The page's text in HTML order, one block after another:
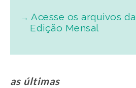
Acesse os arquivos da
Edição Mensal
as últimas